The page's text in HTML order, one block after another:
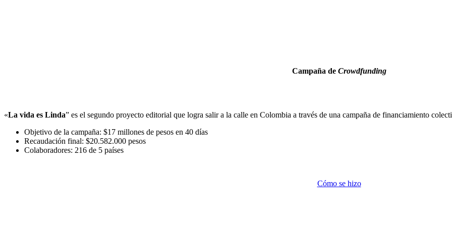
Campaña de Crowdfunding
«La vida es Linda” es el segundo proyecto editorial que logra salir a la calle en Colombia a través de una campaña de financiamiento
Objetivo de la campaña: $17 millones de pesos en 40 días
Recaudación final: $20.582.000 pesos
Colaboradores: 216 de 5 países
Cómo se hizo